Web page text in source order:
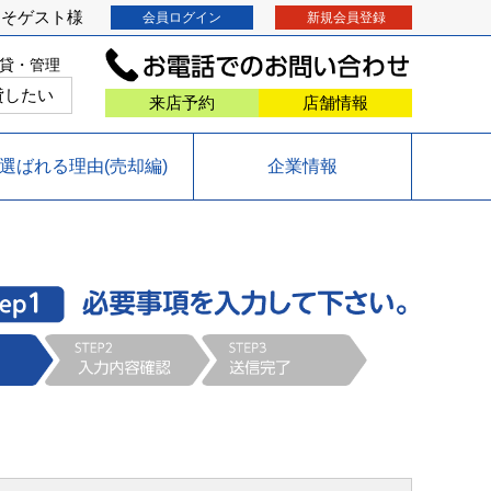
ゲスト様 会員ログイン 新規会員登録
・管理
したい 来店予約 店舗情報
選ばれる理由(売却編) 企業情報